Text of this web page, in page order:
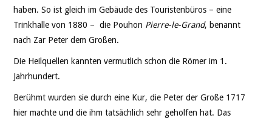
haben. So ist gleich im Gebäude des Touristenbüros – eine
Trinkhalle von 1880 – die Pouhon Pierre-le-Grand, benannt
nach Zar Peter dem Großen.
Die Heilquellen kannten vermutlich schon die Römer im 1.
Jahrhundert.
Berühmt wurden sie durch eine Kur, die Peter der Große 1717
hier machte und die ihm tatsächlich sehr geholfen hat. Das